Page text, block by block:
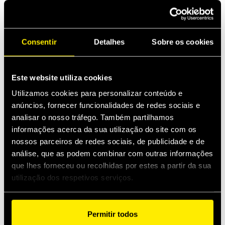
Consentir Detalhes Sobre os cookies
Este website utiliza cookies
Utilizamos cookies para personalizar conteúdo e
anúncios, fornecer funcionalidades de redes sociais e
analisar o nosso tráfego. Também partilhamos
informações acerca da sua utilização do site com os
nossos parceiros de redes sociais, de publicidade e de
análise, que as podem combinar com outras informações
que lhes forneceu ou recolhidas por estes a partir da sua
utilização dos respetivos serviços.
Permitir todos
FHVFR
OGF